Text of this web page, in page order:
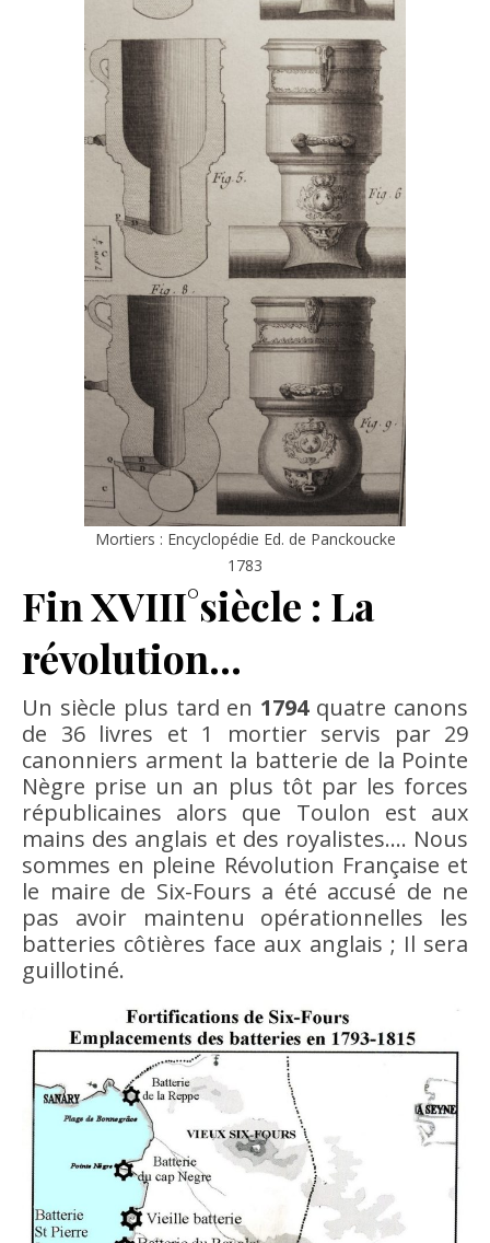
Mortiers : Encyclopédie Ed. de Panckoucke
1783
Fin XVIII°siècle : La
révolution…
Un siècle plus tard en 1794 quatre canons
de 36 livres et 1 mortier servis par 29
canonniers arment la batterie de la Pointe
Nègre prise un an plus tôt par les forces
républicaines alors que Toulon est aux
mains des anglais et des royalistes.… Nous
sommes en pleine Révolution Française et
le maire de Six-Fours a été accusé de ne
pas avoir maintenu opérationnelles les
batteries côtières face aux anglais ; Il sera
guillotiné.